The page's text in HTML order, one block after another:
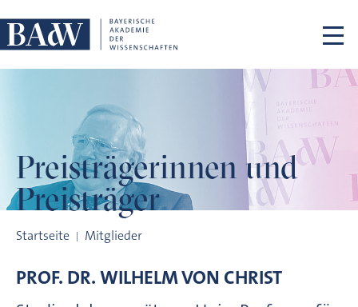
Preisträgerinnen und
Preisträger
Startseite Mitglieder
PROF. DR.WILHELM VON CHRIST